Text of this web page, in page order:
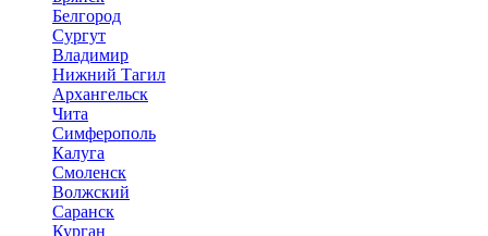
Белгород
Сургут
Владимир
Нижний Тагил
Архангельск
Чита
Симферополь
Калуга
Смоленск
Волжский
Саранск
Курган